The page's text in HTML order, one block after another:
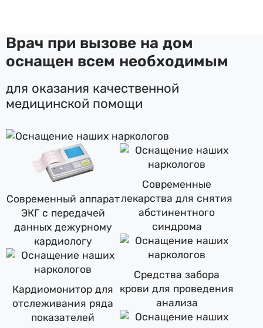
Врач при вызове на дом
оснащен всем необходимым
для оказания качественной
медицинской помощи
Современный аппарат
ЭКГ с передачей
данных дежурному
кардиологу
Кардиомонитор для
отслеживания ряда
показателей
Современные
лекарства для снятия
абстинентного
синдрома
Средства забора
крови для проведения
анализа